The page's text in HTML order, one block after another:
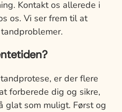
Kontakt os allerede i
os. Vi ser frem til at
er der flere
forberede dig og sikre,
glat som muligt. Først og